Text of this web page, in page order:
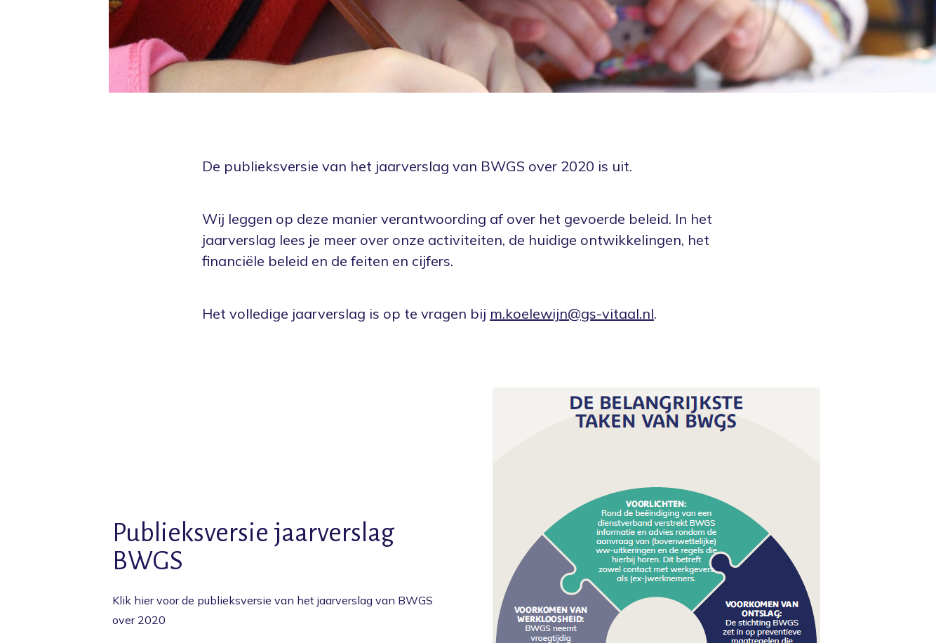
Over ons
De publieksversie van het jaarverslag van BWGS over 2020 is uit.
Wij leggen op deze manier verantwoording af over het gevoerde beleid. In het
jaarverslag lees je meer over onze activiteiten, de huidige ontwikkelingen, het
financiële beleid en de feiten en cijfers.
Het volledige jaarverslag is op te vragen bij m.koelewijn@gs-vitaal.nl.
Publieksversie jaarverslag
BWGS
Klik hier voor de publieksversie van het jaarverslag van BWGS
over 2020